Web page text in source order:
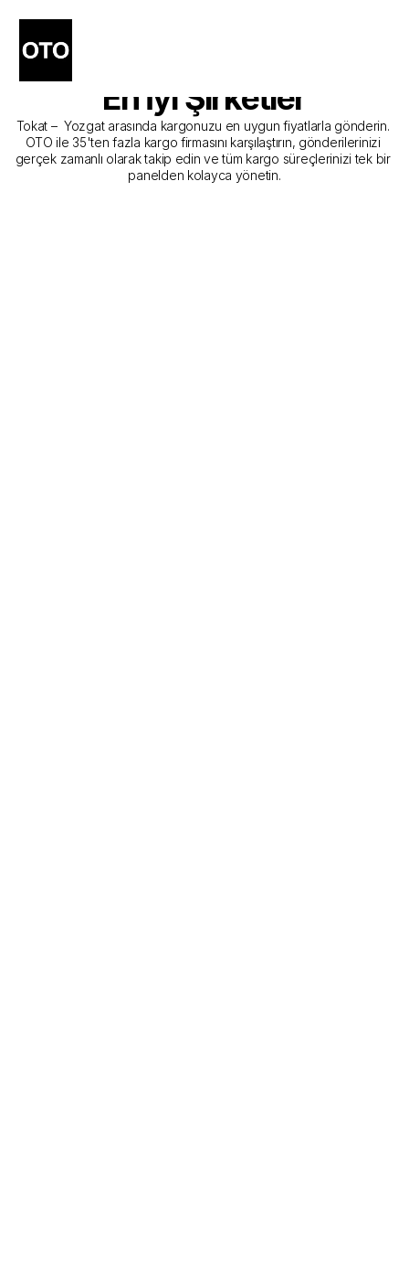
Tokat - Yozgat Kargo
Gönderim Hizmeti Sunan
En İyi Şirketler
Tokat –  Yozgat arasında kargonuzu en uygun fiyatlarla gönderin.
OTO ile 35'ten fazla kargo firmasını karşılaştırın, gönderilerinizi
gerçek zamanlı olarak takip edin ve tüm kargo süreçlerinizi tek bir
panelden kolayca yönetin.